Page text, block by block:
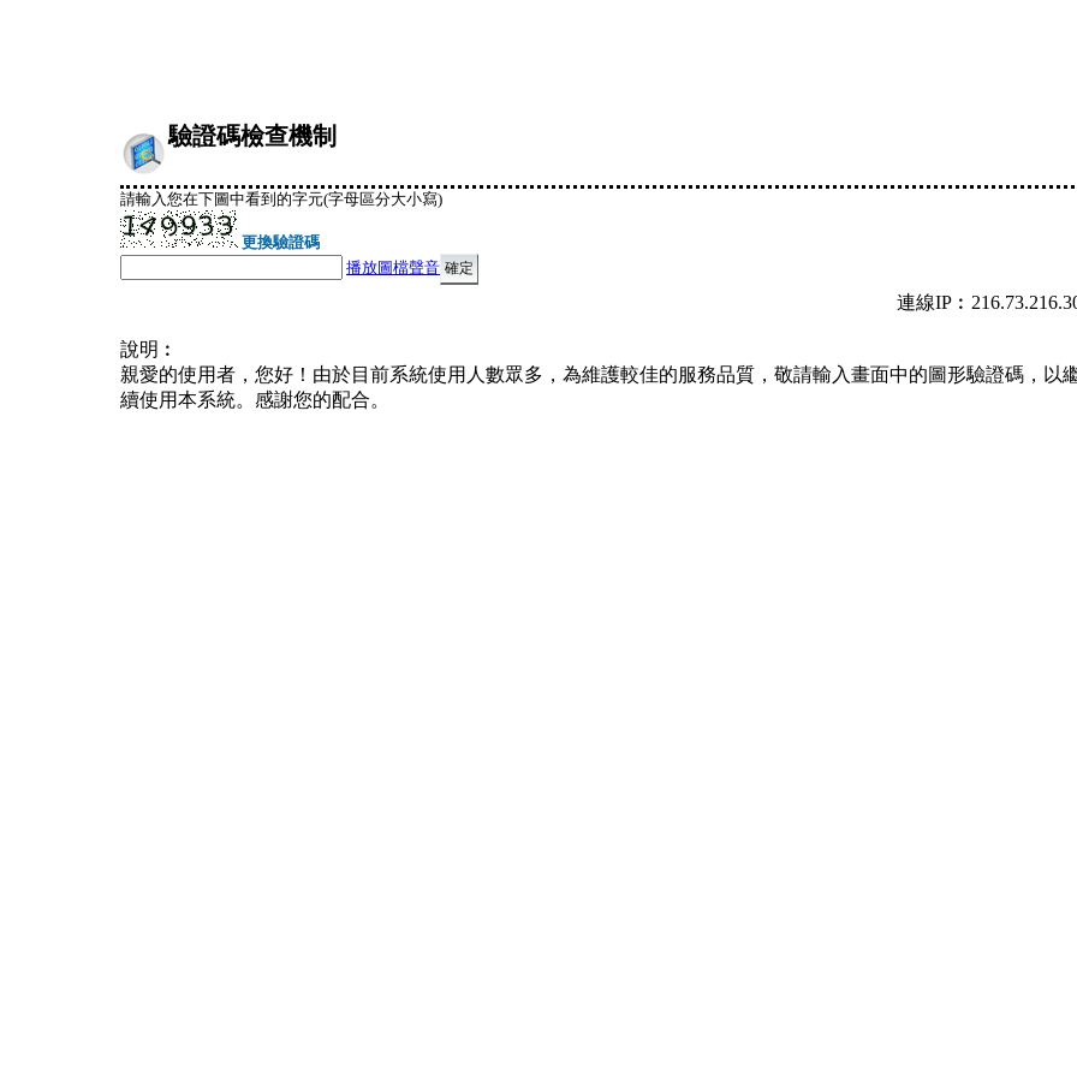
驗證碼檢查機制
請輸入您在下圖中看到的字元(字母區分大小寫)
更換驗證碼
播放圖檔聲音
連線
說明︰
親愛的使用者，您好！由於目前系統使用人數眾多，為維護較佳的服務品質，敬請輸入畫面中的圖形驗證碼，以
續使用本系統。感謝您的配合。